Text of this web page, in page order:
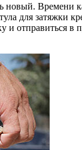
Времени
для затяжки
отправиться